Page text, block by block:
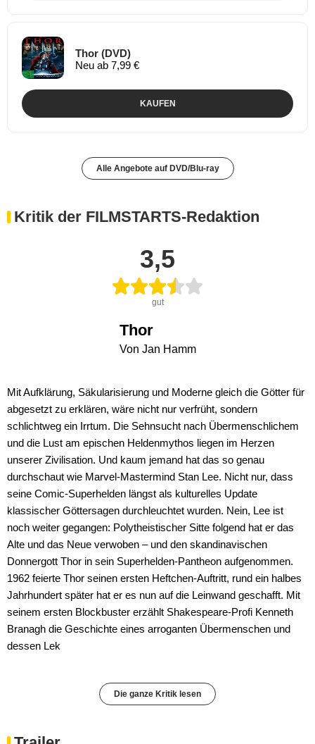
Thor (DVD)
Neu ab 7,99 €
KAUFEN
Alle Angebote auf DVD/Blu-ray
Kritik der FILMSTARTS-Redaktion
3,5
gut
Thor
Von Jan Hamm
Mit Aufklärung, Säkularisierung und Moderne gleich die Götter für
abgesetzt zu erklären, wäre nicht nur verfrüht, sondern
schlichtweg ein Irrtum. Die Sehnsucht nach Übermenschlichem
und die Lust am epischen Heldenmythos liegen im Herzen
unserer Zivilisation. Und kaum jemand hat das so genau
durchschaut wie Marvel-Mastermind Stan Lee. Nicht nur, dass
seine Comic-Superhelden längst als kulturelles Update
klassischer Göttersagen durchleuchtet wurden. Nein, Lee ist
noch weiter gegangen: Polytheistischer Sitte folgend hat er das
Alte und das Neue verwoben – und den skandinavischen
Donnergott Thor in sein Superhelden-Pantheon aufgenommen.
1962 feierte Thor seinen ersten Heftchen-Auftritt, rund ein halbes
Jahrhundert später hat er es nun auf die Leinwand geschafft. Mit
seinem ersten Blockbuster erzählt Shakespeare-Profi Kenneth
Branagh die Geschichte eines arroganten Übermenschen und
dessen Lek
Die ganze Kritik lesen